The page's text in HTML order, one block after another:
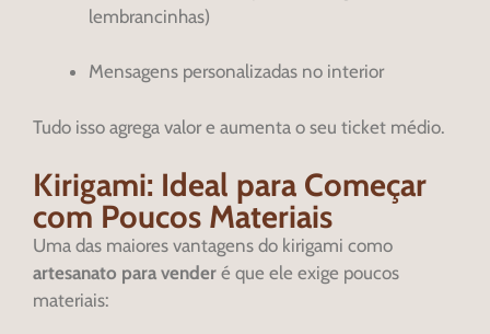
lembrancinhas)
Mensagens personalizadas no interior
Tudo isso agrega valor e aumenta o seu ticket médio.
Kirigami: Ideal para Começar
com Poucos Materiais
Uma das maiores vantagens do kirigami como
artesanato para vender é que ele exige poucos
materiais: